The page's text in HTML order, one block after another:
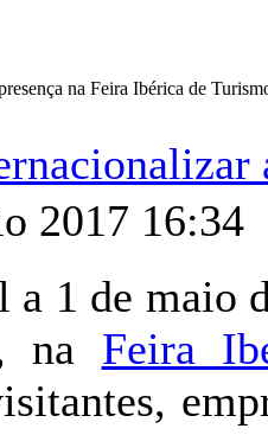
na Feira Ibérica de
2017 16:34
a 1 de maio
na Feira